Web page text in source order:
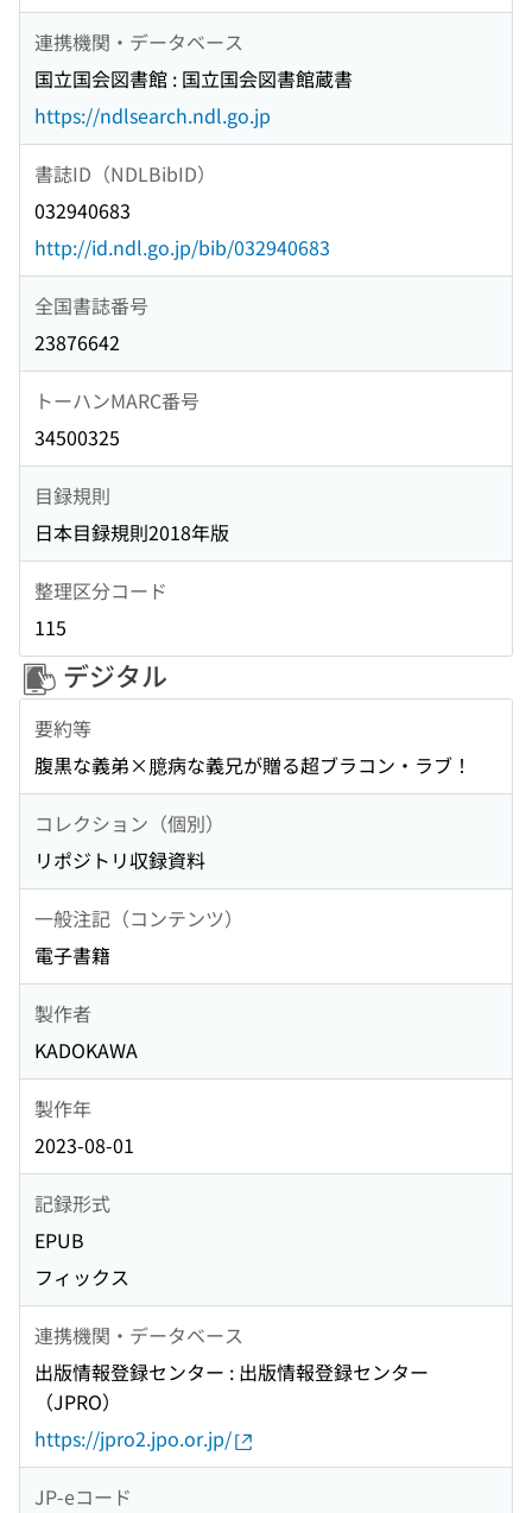
連携機関・データベース
国立国会図書館 : 国立国会図書館蔵書
https://ndlsearch.ndl.go.jp
書誌ID（NDLBibID）
032940683
http://id.ndl.go.jp/bib/032940683
全国書誌番号
23876642
トーハンMARC番号
34500325
目録規則
日本目録規則2018年版
整理区分コード
115
デジタル
要約等
腹黒な義弟×臆病な義兄が贈る超ブラコン・ラブ！
コレクション（個別）
リポジトリ収録資料
一般注記（コンテンツ）
電子書籍
製作者
KADOKAWA
製作年
2023-08-01
記録形式
EPUB
フィックス
連携機関・データベース
出版情報登録センター : 出版情報登録センター
（JPRO）
https://jpro2.jpo.or.jp/
JP-eコード